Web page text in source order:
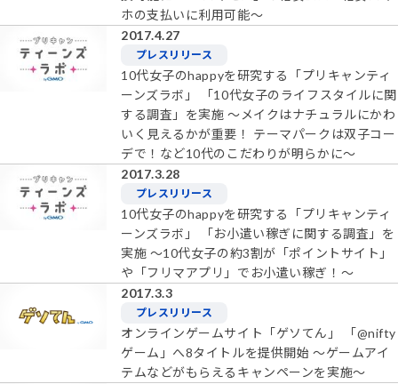
ホの支払いに利用可能～
2017.4.27
プレスリリース
10代女子のhappyを研究する「プリキャンティ
ーンズラボ」 「10代女子のライフスタイルに関
する調査」を実施 ～メイクはナチュラルにかわ
いく見えるかが重要！ テーマパークは双子コー
デで！など10代のこだわりが明らかに～
2017.3.28
プレスリリース
10代女子のhappyを研究する「プリキャンティ
ーンズラボ」 「お小遣い稼ぎに関する調査」を
実施 ～10代女子の約3割が「ポイントサイト」
や「フリマアプリ」でお小遣い稼ぎ！～
2017.3.3
プレスリリース
オンラインゲームサイト「ゲソてん」 「@nifty
ゲーム」へ8タイトルを提供開始 ～ゲームアイ
テムなどがもらえるキャンペーンを実施～